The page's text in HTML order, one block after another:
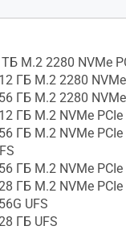
M.2 2280 NVMe
ГБ M.2 2280
ГБ M.2 2280
ГБ M.2 NVMe PCIe
ГБ M.2 NVMe
ГБ M.2 NVMe PCIe
ГБ M.2 NVMe PCIe
UFS
ГБ UFS